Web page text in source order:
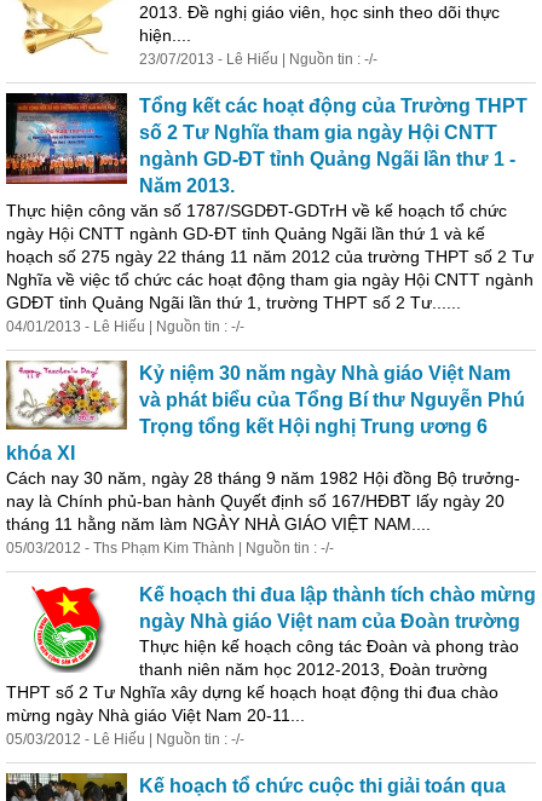
2013. Đề nghị giáo viên, học sinh theo dõi thực
hiện....
23/07/2013 - Lê Hiếu | Nguồn tin : -/-
Tổng kết các hoạt động của Trường THPT
số 2 Tư Nghĩa tham gia ngày Hội CNTT
ngành GD-ĐT tỉnh Quảng Ngãi lần thư 1 -
Năm 2013.
Thực hiện công văn số 1787/SGDĐT-GDTrH về kế hoạch tổ chức
ngày Hội CNTT ngành GD-ĐT tỉnh Quảng Ngãi lần thứ 1 và kế
hoạch số 275 ngày 22 tháng 11 năm 2012 của trường THPT số 2 Tư
Nghĩa về việc tổ chức các hoạt động tham gia ngày Hội CNTT ngành
GDĐT tỉnh Quảng Ngãi lần thứ 1, trường THPT số 2 Tư......
04/01/2013 - Lê Hiếu | Nguồn tin : -/-
Kỷ niệm 30 năm ngày Nhà giáo Việt Nam
và phát biểu của Tổng Bí thư Nguyễn Phú
Trọng tổng kết Hội nghị Trung ương 6
khóa XI
Cách nay 30 năm, ngày 28 tháng 9 năm 1982 Hội đồng Bộ trưởng-
nay là Chính phủ-ban hành Quyết định số 167/HĐBT lấy ngày 20
tháng 11 hằng năm làm NGÀY NHÀ GIÁO VIỆT NAM....
05/03/2012 - Ths Phạm Kim Thành | Nguồn tin : -/-
Kế hoạch thi đua lập thành tích chào mừng
ngày Nhà giáo Việt nam của Đoàn trường
Thực hiện kế hoạch công tác Đoàn và phong trào
thanh niên năm học 2012-2013, Đoàn trường
THPT số 2 Tư Nghĩa xây dựng kế hoạch hoạt động thi đua chào
mừng ngày Nhà giáo Việt Nam 20-11...
05/03/2012 - Lê Hiếu | Nguồn tin : -/-
Kế hoạch tổ chức cuộc thi giải toán qua